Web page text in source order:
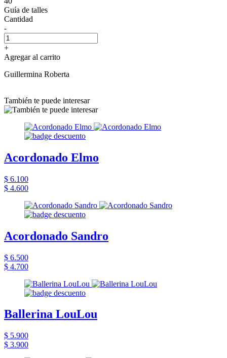
Guía de talles
Cantidad
-
+
Agregar al carrito
Guillermina Roberta
También te puede interesar
Acordonado Elmo
$ 6.100
$ 4.600
Acordonado Sandro
$ 6.500
$ 4.700
Ballerina LouLou
$ 5.900
$ 3.900